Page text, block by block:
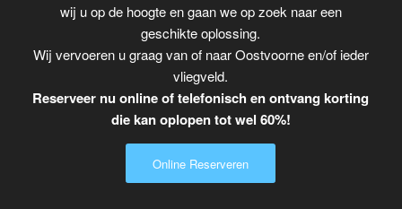
wij u op de hoogte en gaan we op zoek naar een
geschikte oplossing.
Wij vervoeren u graag van of naar Oostvoorne en/of ieder
vliegveld.
Reserveer nu online of telefonisch en ontvang korting
die kan oplopen tot wel 60%!
Online Reserveren